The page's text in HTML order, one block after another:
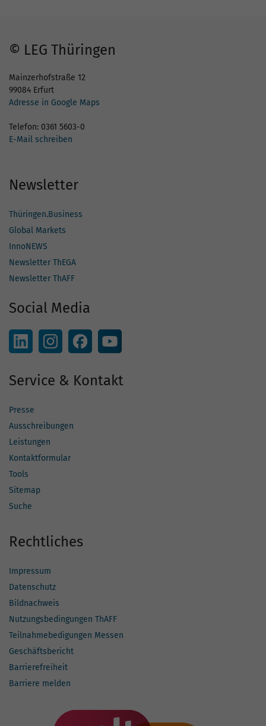
© LEG Thüringen
Mainzerhofstraße 12
99084 Erfurt
Adresse in Google Maps
Telefon: 0361 5603-0
E-Mail schreiben
Newsletter
Thüringen.Business
Global Markets
InnoNEWS
Newsletter ThEGA
Newsletter ThAFF
Social Media
Service & Kontakt
Presse
Ausschreibungen
Leistungen
Kontaktformular
Tools
Sitemap
Suche
Rechtliches
Impressum
Datenschutz
Bildnachweis
Nutzungsbedingungen ThAFF
Teilnahmebedigungen Messen
Geschäftsbericht
Barrierefreiheit
Barriere melden